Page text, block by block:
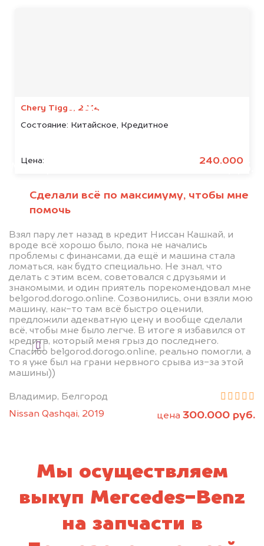
Chery Tiggo, 2014
Состояние: Китайское, Кредитное
Цена: 240.000
Сделали всё по максимуму, чтобы мне
помочь
Взял пару лет назад в кредит Ниссан Кашкай, и
вроде всё хорошо было, пока не начались
проблемы с финансами, да ещё и машина стала
ломаться, как будто специально. Не знал, что
делать с этим всем, советовался с друзьями и
знакомыми, и один приятель порекомендовал мне
belgorod.dorogo.online. Созвонились, они взяли мою
машину, как-то там всё быстро оценили,
предложили адекватную цену и вообще сделали
всё, чтобы мне было легче. В итоге я избавился от
кредита, который меня грыз до последнего.
Спасибо belgorod.dorogo.online, реально помогли, а
то я уже был на грани нервного срыва из-за этой
машины))
Владимир, Белгород
Nissan Qashqai, 2019
цена 300.000 руб.
БЕСПЛАТНО
Узнайте стоимость автомобиля
Мы купим ваше авто на 20.000 руб.
автоаукционах.
Узнать стоимость
Я даю согласие на обработку своих
персональных данных и соглашаюсь с
политикой конфиденциальности
Мы осуществляем
выкуп Mercedes-Benz
на запчасти в